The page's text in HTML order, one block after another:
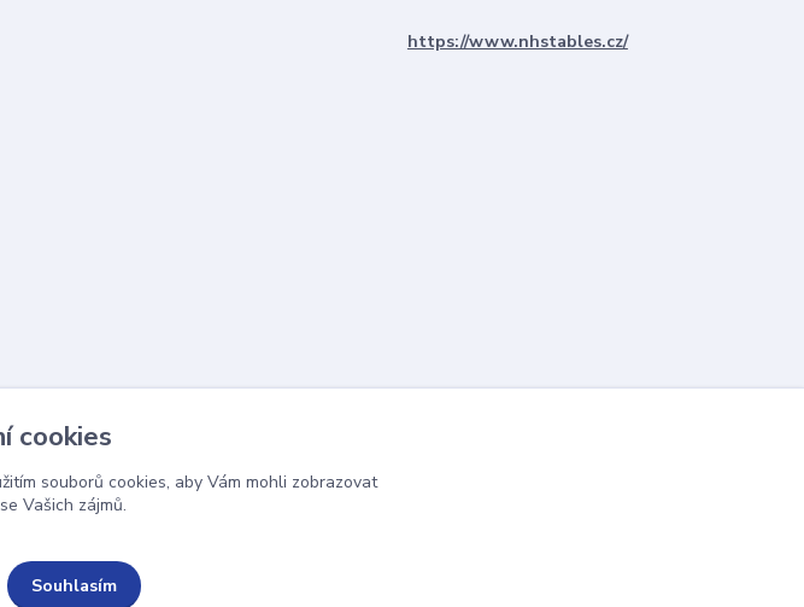
https://www.nhstables.cz/
cookies
souborů cookies, aby Vám mohli zobrazovat
Vašich zájmů.
Souhlasím